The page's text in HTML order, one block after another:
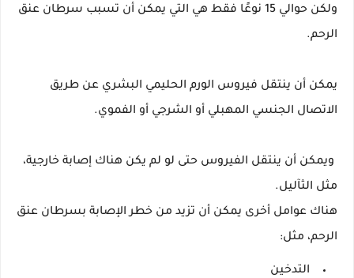
ولكن حوالي 15 نوعًا فقط هي التي يمكن أن تسبب سرطان عنق
الرحم.
يمكن أن ينتقل فيروس الورم الحليمي البشري عن طريق
الاتصال الجنسي المهبلي أو الشرجي أو الفموي.
ويمكن أن ينتقل الفيروس حتى لو لم يكن هناك إصابة خارجية،
مثل الثآليل.
هناك عوامل أخرى يمكن أن تزيد من خطر الإصابة بسرطان عنق
الرحم، مثل:
التدخين